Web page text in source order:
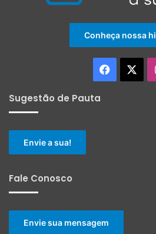
Conheça nossa
Sugestão de Pauta
Envie a sua!
Fale Conosco
Envie sua mensagem